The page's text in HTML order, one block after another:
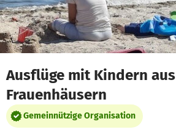
Ausflüge mit Kindern aus
Frauenhäusern
Gemeinnützige Organisation